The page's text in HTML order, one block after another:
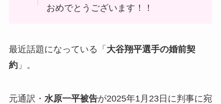
おめでとうございます！！
最近話題になっている「 大谷翔平選手の婚前契
約」。
元通訳・ 水原一平被告が2025年1月23日に判事に宛